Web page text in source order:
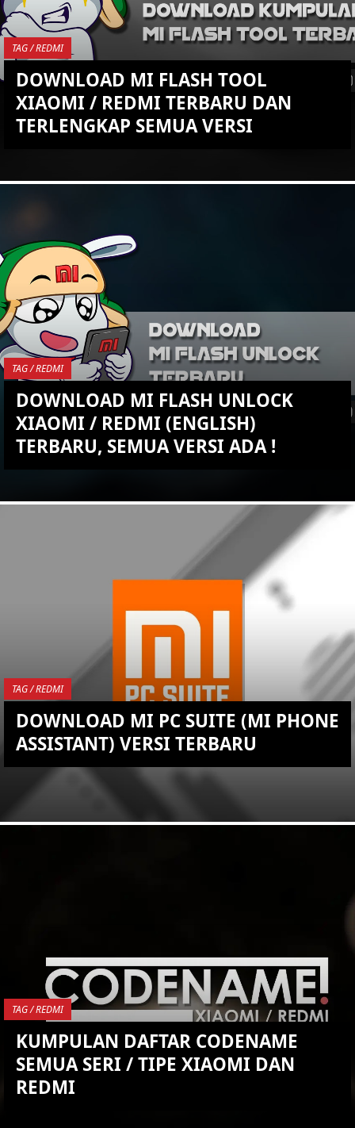
YOU ARE VIEWING MOST
RECENT POST
TAG / REDMI
DOWNLOAD MI FLASH TOOL
XIAOMI / REDMI TERBARU DAN
TERLENGKAP SEMUA VERSI
KEMBALI KE ATAS
YOU ARE VIEWING MOST
TAG / REDMI
DOWNLOAD MI FLASH UNLOCK
XIAOMI / REDMI (ENGLISH)
TERBARU, SEMUA VERSI ADA !
KEMBALI KE ATAS
YOU ARE VIEWING MOST
RECENT POST
TAG / REDMI
DOWNLOAD MI PC SUITE (MI PHONE
ASSISTANT) VERSI TERBARU
YOU ARE VIEWING MOST
RECENT POST
TAG / REDMI
KUMPULAN DAFTAR CODENAME
SEMUA SERI / TIPE XIAOMI DAN
REDMI